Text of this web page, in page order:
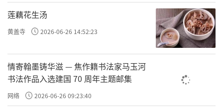
周围的文人们立刻摔腹大笑起来。知府却
闻言心动，暗忖：那些庸才未必指得上，既然
这小和尚敢大言不惭，那就让他试试看吧。知
府和颜悦色地说：“本府从不以地位取人，你可
以一试，笔墨任你使用。”
莲藕花生汤
黄盖寺 2026-06-26 14:52:23
情寄翰墨铸华滋 — 焦作籍书法家马玉河
书法作品入选建国 70 周年主题邮集
网络 2026-06-26 09:23:40